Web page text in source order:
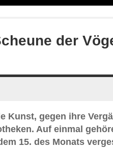
der
Kunst, gegen ihre
Auf einmal
15. des Monats